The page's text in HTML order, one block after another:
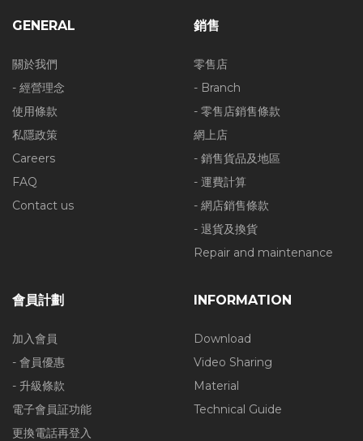
GENERAL
關於我們
- 經營理念
使用條款
私隱政策
Careers
FAQ
Contact us
銷售
零售店
- Branch
- 零售店銷售條款
網上店
- 銷售貨品及地區
- 運費計算
- 網店銷售條款
- 退貨及換貨
Repair and maintenance
會員計劃
加入會員
- 會員優惠
- 升級條款
電子會員証功能
更換電話再登入
INFORMATION
Download
Video Sharing
Material
Technical Guide